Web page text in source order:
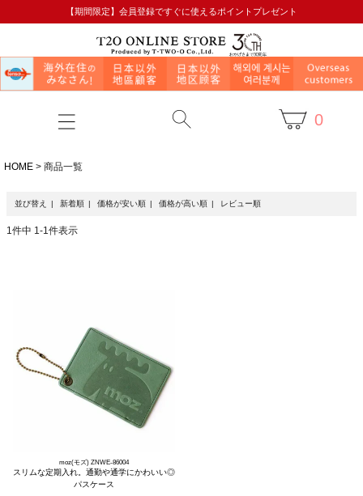
【期間限定】会員登録ですぐに使えるポイントプレゼント
0
HOME 商品一覧
並び替え 新着順 価格が安い順 価格が高い順 レビュー順
1 件中 1 -1 件表示
moz(モズ) ZNWE-86004
スリムな定期入れ。通勤や通学にかわいい◎
パスケース